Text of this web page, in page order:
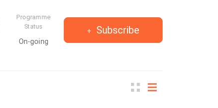
Programme
Status
On-going
Subscribe